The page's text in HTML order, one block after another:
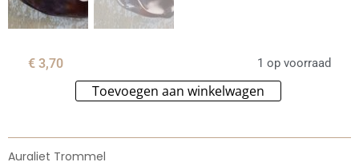
€ 3,70 1 op voorraad
Toevoegen aan winkelwagen
Auraliet Trommel